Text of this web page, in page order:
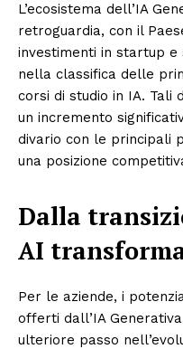
L’ecosistema dell’IA
retroguardia, con il
investimenti in startup e
nella classifica delle
corsi di studio in IA. Tali
un incremento
divario con le principali
una posizione
Dalla
AI
Per le aziende, i
offerti dall’IA
ulteriore passo